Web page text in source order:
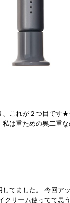
、これが２つ目です
私は重ための奥二重
てました。 今回ア
クリーム使ってて思